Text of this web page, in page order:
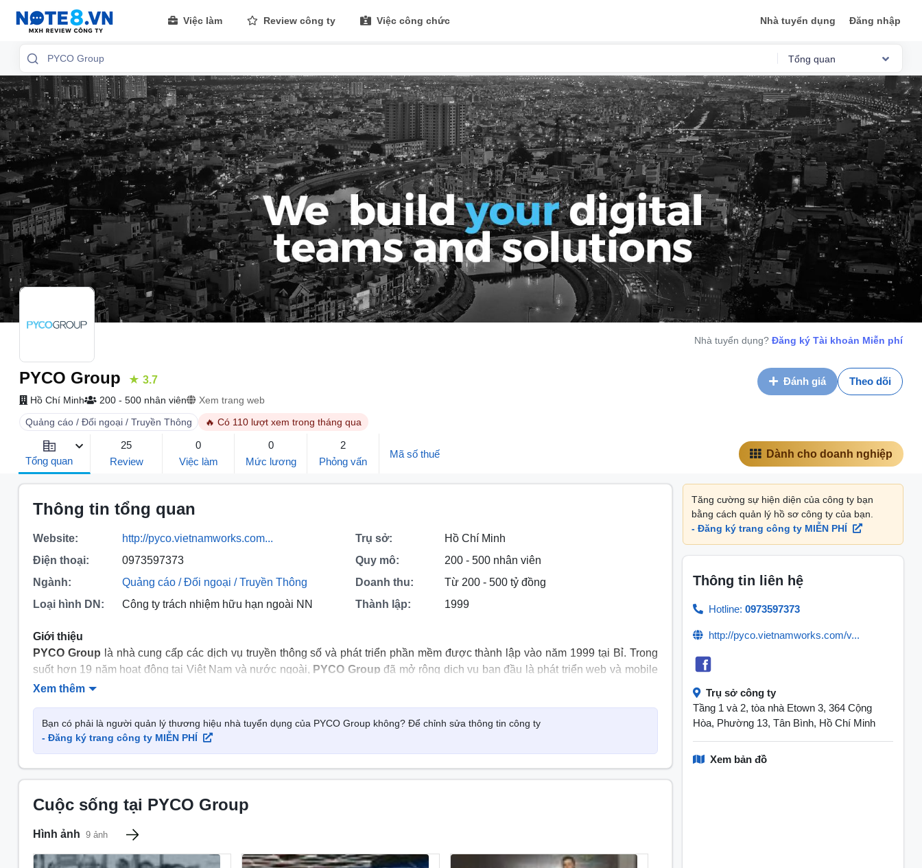
Việc làm Review công ty Việc công chức Nhà tuyển dụng Đăng nhập
Tổng quan
Reviews
Việc làm
Mức lương
Phỏng vấn
Tổng quan
Nhà tuyển dụng? Đăng ký Tài khoản Miễn phí
PYCO Group ★ 3.7
Hồ Chí Minh 200 - 500 nhân viên Xem trang web
Đánh giá Theo dõi
Quảng cáo / Đối ngoại / Truyền Thông 🔥 Có 110 lượt xem trong tháng qua
Tổng quan
25
Review
0
Việc làm
0
Mức lương
2
Phỏng vấn
Mã số thuế Dành cho doanh nghiệp
Thông tin tổng quan
Website: http://pyco.vietnamworks.com... Trụ sở:
Hồ Chí Minh
Điện thoại:
0973597373 Quy mô:
200 - 500 nhân viên
Ngành:
Quảng cáo / Đối ngoại / Truyền Thông Doanh thu:
Từ 200 - 500 tỷ đồng
Loại hình DN:
Công ty trách nhiệm hữu hạn ngoài NN Thành lập: 1999
Giới thiệu
PYCO Group là nhà cung cấp các dịch vụ truyền thông số và phát triển phần mềm được thành lập vào năm 1999 tại Bỉ. Trong
suốt hơn 19 năm hoạt động tại Việt Nam và nước ngoài, PYCO Group đã mở rộng dịch vụ ban đầu là phát triển web và mobile
cho các công ty tiếp thị và quảng cáo trên khắp thế giới sang những dịch vụ phát triển phần mềm và tư vấn công nghệ tiên tiến.
Những khách hàng sử dụng dịch vụ và sản phẩm của PYCO Group có quy mô toàn cầu: Adobe, Atlassian, BNP, Microsoft,
Samsung, Volkswagen, Wal-Mart, Coach, Box.com, LVMH, Mitsubishi, Calvin Klein, L’Oreal,...
Chính sách bảo hiểm
Được hưởng bảo hiểm sức khỏe.
Được hưởng bảo hiểm xã hội.
Các hoạt động ngoại khóa
Du lịch nghỉ mát, teambuilding, event ...
Xem thêm
Bạn có phải là người quản lý thương hiệu nhà tuyển dụng của PYCO Group không? Để chỉnh sửa thông tin công ty
- Đăng ký trang công ty MIỄN PHÍ
Cuộc sống tại PYCO Group
Hình ảnh 9 ảnh
Tăng cường sự hiện diện của công ty bạn
bằng cách quản lý hồ sơ công ty của bạn.
- Đăng ký trang công ty MIỄN PHÍ
Thông tin liên hệ
Hotline: 0973597373
http://pyco.vietnamworks.com/v...
Trụ sở công ty
Tầng 1 và 2, tòa nhà Etown 3, 364 Cộng
Hòa, Phường 13, Tân Bình, Hồ Chí Minh
Xem bản đồ